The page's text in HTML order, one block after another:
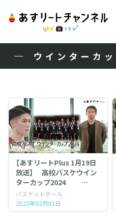
ウインターカ
【あすリートPlus 1月19日
放送】 高校バスケウイン
ターカップ2024
〜 夏冬二冠をめざす 東山
バスケットボール
2025年02月01日